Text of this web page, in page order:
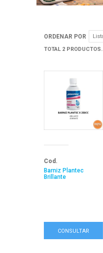
ORDENAR POR
TOTAL 2 PRODUCTOS.
Cod.
Barniz Plantec
Brillante
CONSULTAR